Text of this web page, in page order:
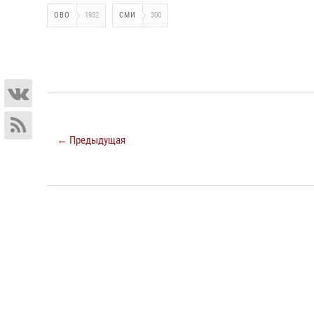
ОВО 1932 СМИ 300
← Предыдущая